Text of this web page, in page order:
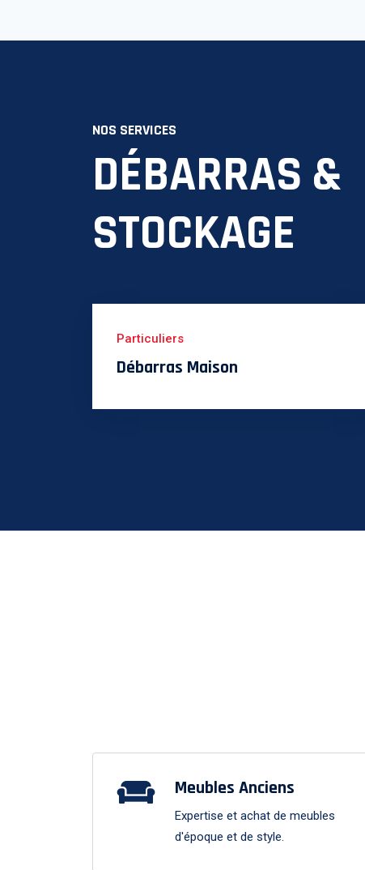
NOS SERVICES
DÉBARRAS &
STOCKAGE
Particuliers
Débarras Maison
Meubles Anciens
Expertise et achat de meubles
d'époque et de style.